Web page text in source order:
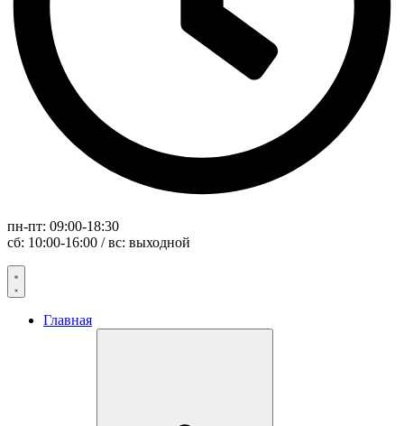
пн-пт: 09:00-18:30
сб: 10:00-16:00 / вс: выходной
Главная